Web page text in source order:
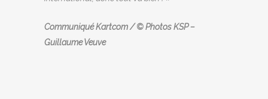
Communiqué Kartcom / © Photos KSP –
Guillaume Veuve